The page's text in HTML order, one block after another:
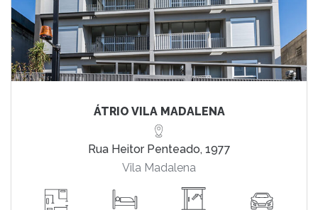
ÁTRIO VILA MADALENA
Rua Heitor Penteado, 1977
Vila Madalena